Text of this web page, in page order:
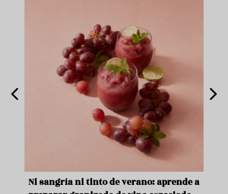
Aceitunas: el aperitivo estrella del